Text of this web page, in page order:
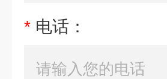
* 电话：